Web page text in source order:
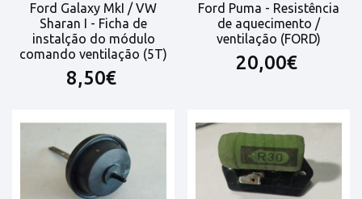
Ford Galaxy MkI / VW
Sharan I - Ficha de
instalção do módulo
comando ventilação (5T)
8,50€
Ford Puma - Resistência
de aquecimento /
ventilação (FORD)
20,00€